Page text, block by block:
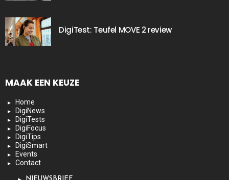
DigiTest: Teufel MOVE 2 review
MAAK EEN KEUZE
Home
DigiNews
DigiTests
DigiFocus
DigiTips
DigiSmart
Events
Contact
NIEUWSBRIEF